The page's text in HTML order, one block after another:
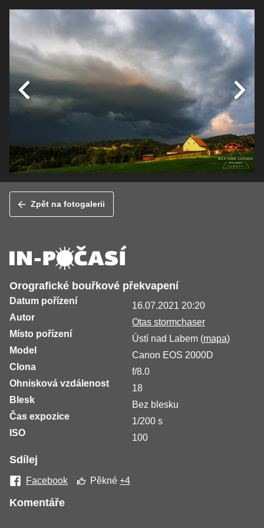
Zpět na fotogalerii
Orografické bouřkové překvapení
Datum pořízení
16.07.2021 20:20
Autor
Otas stormchaser
Místo pořízení
Ústí nad Labem (mapa)
Model
Canon EOS 2000D
Clona
f/8.0
Ohnisková vzdálenost
18
Blesk
Bez blesku
Čas expozice
1/200 s
ISO
100
Sdílej
Facebook Pěkné+4
Komentáře